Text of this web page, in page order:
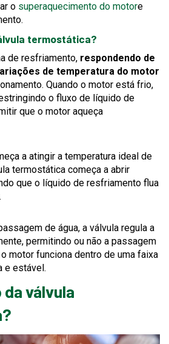
o superaquecimento do motore
termostática?
de resfriamento, respondendo de
de temperatura do motor
Quando o motor está frio,
o fluxo de líquido de
que o motor aqueça
a atingir a temperatura ideal de
termostática começa a abrir
que o líquido de resfriamento flua
de água, a válvula regula a
permitindo ou não a passagem
motor funciona dentro de uma faixa
e estável.
da válvula